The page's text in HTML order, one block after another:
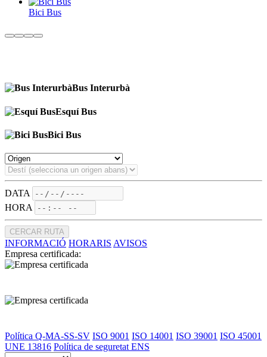
Bici Bus
Bus Interurbà
Esquí Bus
Bici Bus
DATA
HORA
CERCAR RUTA
INFORMACIÓ HORARIS AVISOS
Empresa certificada:
Política Q-MA-SS-SV ISO 9001 ISO 14001 ISO 39001 ISO 45001
UNE 13816 Política de seguretat ENS